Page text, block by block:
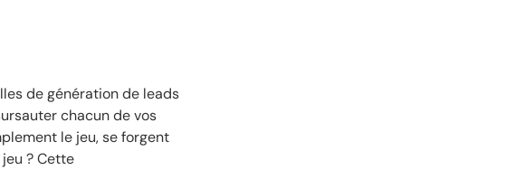
de génération de leads
chacun de vos
le jeu, se forgent
? Cette